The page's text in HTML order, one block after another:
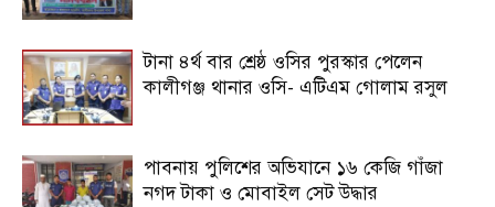
টানা ৪র্থ বার শ্রেষ্ঠ ওসির পুরস্কার পেলেন
কালীগঞ্জ থানার ওসি- এটিএম গোলাম রসুল
পাবনায় পুলিশের অভিযানে ১৬ কেজি গাঁজা
নগদ টাকা ও মোবাইল সেট উদ্ধার